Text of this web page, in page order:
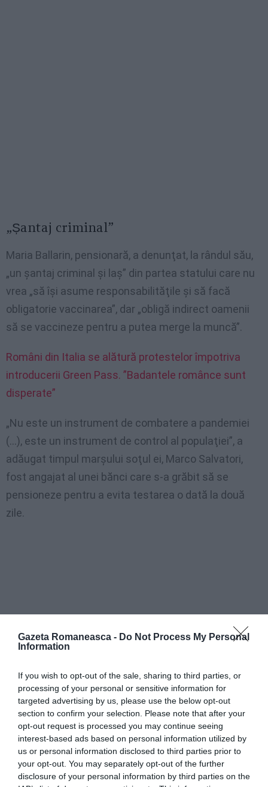
Gazeta Romaneasca - Do Not Process My Personal
Information
If you wish to opt-out of the sale, sharing to third parties, or
processing of your personal or sensitive information for
targeted advertising by us, please use the below opt-out
section to confirm your selection. Please note that after your
opt-out request is processed you may continue seeing
interest-based ads based on personal information utilized by
us or personal information disclosed to third parties prior to
your opt-out. You may separately opt-out of the further
disclosure of your personal information by third parties on the
„Șantaj criminal”
Maria Ballarin, pensionară, a denunţat, la rândul său,
„un şantaj criminal şi laş” din partea statului care nu
vrea „să îşi asume responsabilităţile şi să facă
obligatorie vaccinarea”, dar „obligă indirect oamenii
să se vaccineze pentru a putea merge la muncă”.
Români din Italia se alătură protestelor împotriva
introducerii Green Pass. ”Badantele românce sunt
disperate”
„Nu este un instrument de combatere a pandemiei
(…), este un instrument de control al populaţiei”, a
adăugat timpul marşului soţul ei, Marco Salvatori,
fost angajat al unei bănci care s-a grăbit să se
pensioneze pentru a evita testarea o dată la două
zile.